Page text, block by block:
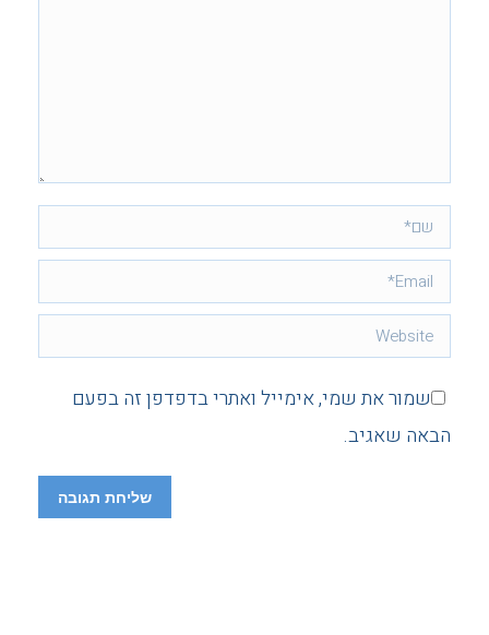
שם *
Email *
Website
שמור את שמי, אימייל ואתרי בדפדפן זה בפעם
הבאה שאגיב.
שליחת תגובה